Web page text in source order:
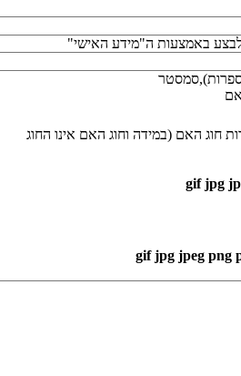
באמצעות ה"מידע האישי"
חוג האם (במידה וחוג האם אינו החוג
gif jpg
gif jpg jpeg png